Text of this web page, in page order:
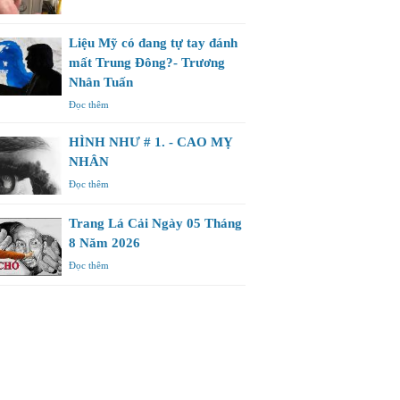
Liệu Mỹ có đang tự tay đánh
mất Trung Đông?- Trương
Nhân Tuấn
Đọc thêm
HÌNH NHƯ # 1. - CAO MỴ
NHÂN
Đọc thêm
Trang Lá Cải Ngày 05 Tháng
8 Năm 2026
Đọc thêm